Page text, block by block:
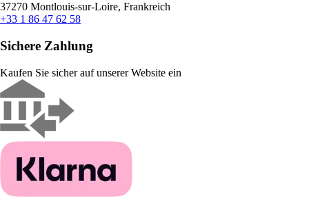
37270 Montlouis-sur-Loire, Frankreich
+33 1 86 47 62 58
Sichere Zahlung
Kaufen Sie sicher auf unserer Website ein